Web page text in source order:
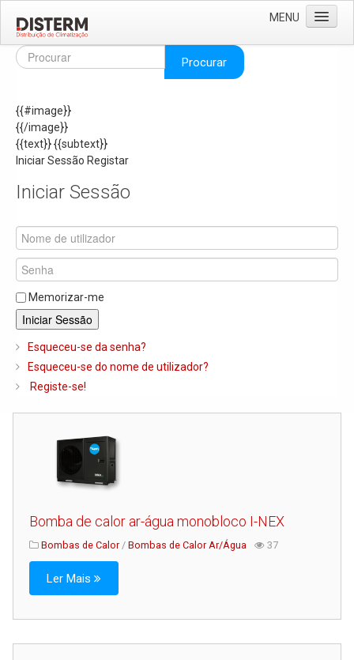
MENU
Home
Áreas de Negócio
Missão e Valores
As Nossas Marcas
Recrutamento
Produtos
Solar
Termoacumuladores e Depósitos de Inércia
Ar Condicionado
Caldeiras e Queimadores
Biomassa
Piso Radiante
Radiadores e Ventiloconvetores
Regulação e Controlo
Bombas e Circuladores
Procurar
{{#image}}
{{/image}}
{{text}}{{subtext}}
Iniciar Sessão Registar
Iniciar Sessão
Memorizar-me
Iniciar Sessão
Esqueceu-se da senha?
Esqueceu-se do nome de utilizador?
Registe-se!
Bomba de calor ar-água monobloco I-NEX
Bombas de Calor/ Bombas de Calor Ar/Água 37
Ler Mais